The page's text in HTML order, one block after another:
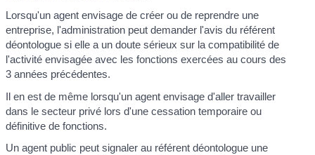
Lorsqu'un agent envisage de créer ou de reprendre une
entreprise, l'administration peut demander l'avis du référent
déontologue si elle a un doute sérieux sur la compatibilité de
l'activité envisagée avec les fonctions exercées au cours des
3 années précédentes.
Il en est de même lorsqu'un agent envisage d'aller travailler
dans le secteur privé lors d'une cessation temporaire ou
définitive de fonctions.
Un agent public peut signaler au référent déontologue une